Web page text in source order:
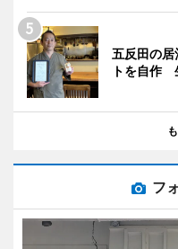
五反田の居
トを自作
フ